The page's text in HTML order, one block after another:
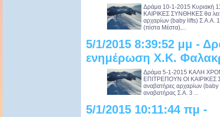
Δράμα 10-1-2015
ΚΑΙΡΙΚΕΣ ΣΥΝΘΗΚΕΣ θα
αρχαρίων (baby lifts) Σ.Α.Α.
(πίστα Μέστα),...
5/1/2015 8:39:52 μμ -
ενημέρωση Χ.Κ.
Δράμα 5-1-2015 ΚΑΛΗ
ΕΠΙΤΡΕΠΟΥΝ ΟΙ ΚΑΙΡΙΚΕΣ
αναβατήρες αρχαρίων
αναβατήρας Σ.Α. 3 ...
5/1/2015 10:11:44 πμ -